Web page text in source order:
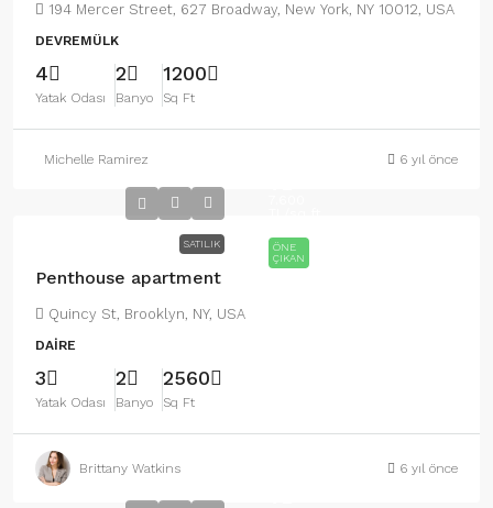
194 Mercer Street, 627 Broadway, New York, NY 10012, USA
DEVREMÜLK
4
Yatak Odası
2
Banyo
1200
Sq Ft
Michelle Ramirez 6 yıl önce
ÖNE
ÇIKAN
SATILIK
Penthouse apartment
Quincy St, Brooklyn, NY, USA
DAIRE
3
Yatak Odası
2
Banyo
2560
Sq Ft
Brittany Watkins 6 yıl önce